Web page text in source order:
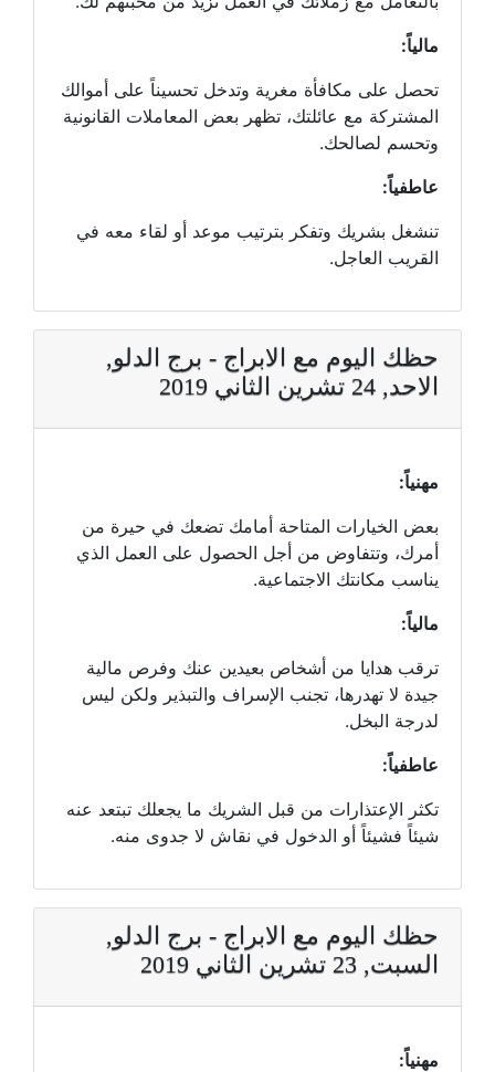
مالياً:
تحصل على مكافأة مغرية وتدخل تحسيناً على أموالك
المشتركة مع عائلتك، تظهر بعض المعاملات القانونية
وتحسم لصالحك.
عاطفياً:
تنشغل بشريك وتفكر بترتيب موعد أو لقاء معه في
القريب العاجل.
حظك اليوم مع الابراج - برج الدلو,
الاحد, 24 تشرين الثاني 2019
مهنياً:
بعض الخيارات المتاحة أمامك تضعك في حيرة من
أمرك، وتتفاوض من أجل الحصول على العمل الذي
يناسب مكانتك الاجتماعية.
مالياً:
ترقب هدايا من أشخاص بعيدين عنك وفرص مالية
جيدة لا تهدرها، تجنب الإسراف والتبذير ولكن ليس
لدرجة البخل.
عاطفياً:
تكثر الإعتذارات من قبل الشريك ما يجعلك تبتعد عنه
شيئاً فشيئاً أو الدخول في نقاش لا جدوى منه.
حظك اليوم مع الابراج - برج الدلو,
السبت, 23 تشرين الثاني 2019
مهنياً: